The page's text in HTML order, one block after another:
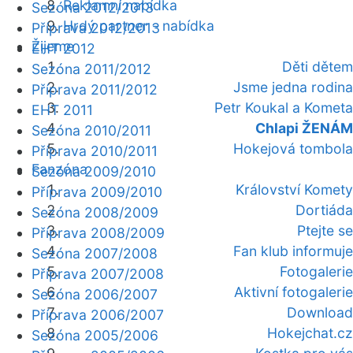
Reklamní nabídka
Hrdý partner - nabídka
Žijeme
Děti dětem
Jsme jedna rodina
Petr Koukal a Kometa
Chlapi ŽENÁM
Hokejová tombola
Fanzóna
Království Komety
Dortiáda
Ptejte se
Fan klub informuje
Fotogalerie
Aktivní fotogalerie
Download
Hokejchat.cz
Sezóna 2012/2013
Příprava 2012/2013
EHT 2012
Sezóna 2011/2012
Příprava 2011/2012
EHT 2011
Sezóna 2010/2011
Příprava 2010/2011
Sezóna 2009/2010
Příprava 2009/2010
Sezóna 2008/2009
Příprava 2008/2009
Sezóna 2007/2008
Příprava 2007/2008
Sezóna 2006/2007
Příprava 2006/2007
Sezóna 2005/2006